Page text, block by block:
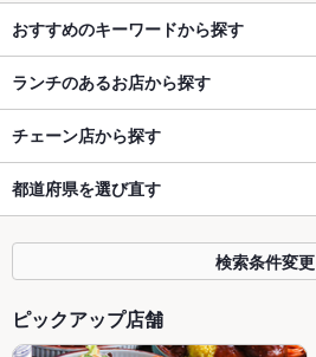
おすすめのキーワードから探す
ランチのあるお店から探す
チェーン店から探す
都道府県を選び直す
検索条件変更
ピックアップ店舗